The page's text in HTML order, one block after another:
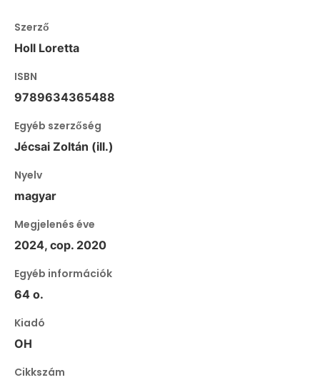
Szerző
Holl Loretta
ISBN
9789634365488
Egyéb szerzőség
Jécsai Zoltán (ill.)
Nyelv
magyar
Megjelenés éve
2024, cop. 2020
Egyéb információk
64 o.
Kiadó
OH
Cikkszám